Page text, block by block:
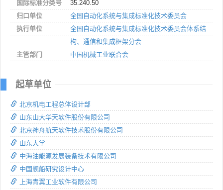
国际标准分类号
35.240.50
归口单位
全国自动化系统与集成标准化技术委员会
执行单位
全国自动化系统与集成标准化技术委员会体系结
构、通信和集成框架分会
主管部门
中国机械工业联合会
起草单位
北京机电工程总体设计部
山东山大华天软件股份有限公司
北京神舟航天软件技术股份有限公司
山东大学
中海油能源发展装备技术有限公司
中国舰船研究设计中心
上海青翼工业软件有限公司